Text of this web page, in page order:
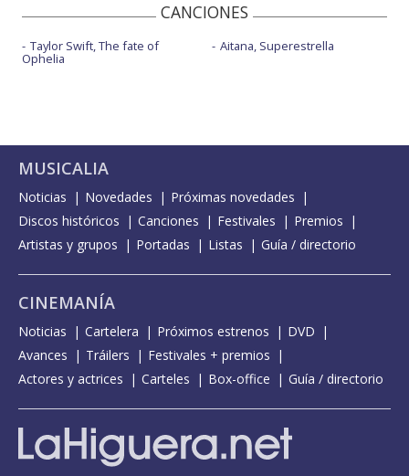
CANCIONES
Taylor Swift, The fate of
Ophelia
Aitana, Superestrella
MUSICALIA
Noticias Novedades
Próximas novedades
Discos históricos
Canciones Festivales
Premios
Artistas y grupos
Portadas Listas Guía / directorio
CINEMANÍA
Noticias Cartelera Próximos estrenos
DVD
Avances
Tráilers
Festivales + premios
Actores y actrices
Carteles Box-office Guía / directorio